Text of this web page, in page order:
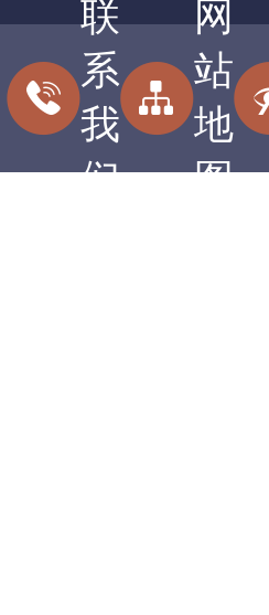
联
系
我
们
网
站
地
图